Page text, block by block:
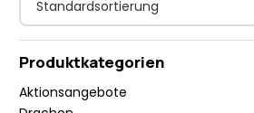
Produktkategorien
Aktionsangebote